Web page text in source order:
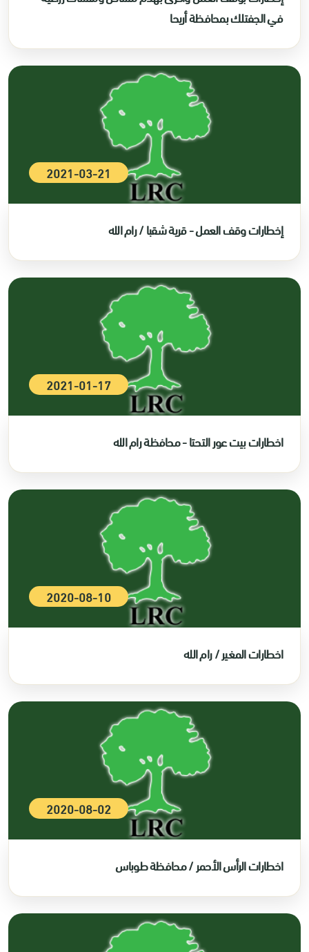
في الجفتلك بمحافظة أريحا
2021-03-21
إخطارات وقف العمل - قرية شقبا / رام الله
2021-01-17
اخطارات بيت عور التحتا - محافظة رام الله
2020-08-10
اخطارات المغير / رام الله
2020-08-02
اخطارات الرأس الأحمر / محافظة طوباس